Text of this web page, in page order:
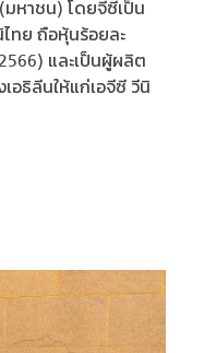
หาชน) โดยจีซีเป็น
ทย ถือหุ้นร้อยละ
และเป็นผู้ผลิต
อธิลีนให้แก่เอจีซี วีนิ